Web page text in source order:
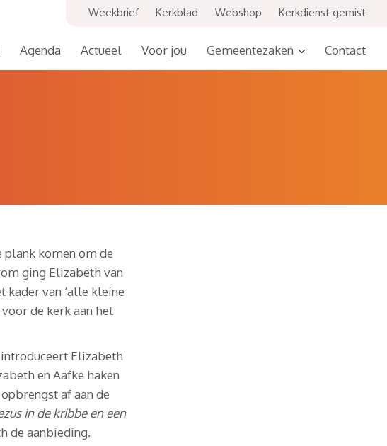
Agenda Actueel Voor jou Gemeentezaken Contact
Weekbrief Kerkblad Webshop Kerkdienst gemist
komen om de
ging Elizabeth van
kader van ‘alle kleine
de kerk aan het
Elizabeth
en Aafke haken
af aan de
in de kribbe en een
de aanbieding.